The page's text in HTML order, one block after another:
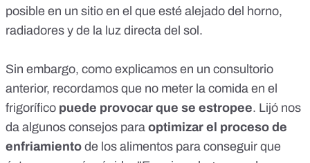
posible en un sitio en el que esté alejado del horno,
radiadores y de la luz directa del sol.
Sin embargo, como explicamos en un consultorio
anterior, recordamos que no meter la comida en el
frigorífico puede provocar que se estropee. Lijó nos
da algunos consejos para optimizar el proceso de
enfriamiento de los alimentos para conseguir que